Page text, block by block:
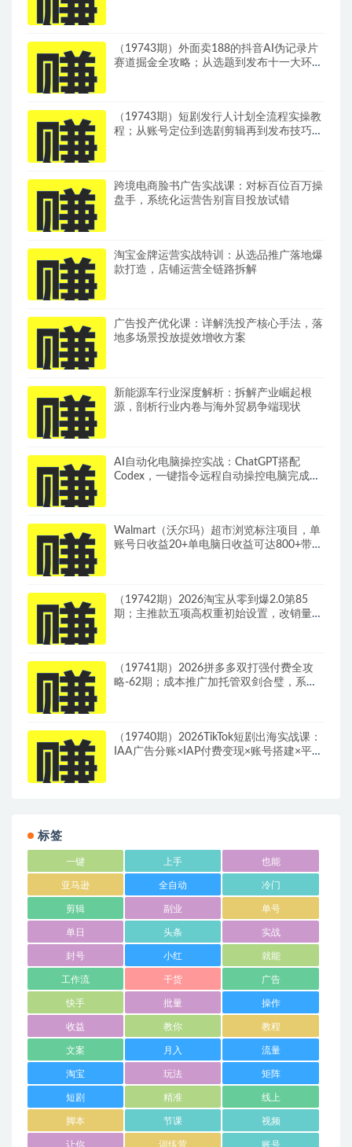
（19743期）外面卖188的抖音AI伪记录片
赛道掘金全攻略；从选题到发布十一大环节
（19743期）短剧发行人计划全流程实操教
程；从账号定位到选剧剪辑再到发布技巧，
跨境电商脸书广告实战课：对标百位百万操
盘手，系统化运营告别盲目投放试错
淘宝金牌运营实战特训：从选品推广落地爆
款打造，店铺运营全链路拆解
广告投产优化课：详解洗投产核心手法，落
地多场景投放提效增收方案
新能源车行业深度解析：拆解产业崛起根
源，剖析行业内卷与海外贸易争端现状
AI自动化电脑操控实战：ChatGPT搭配
Codex，一键指令远程自动操控电脑完成工
Walmart（沃尔玛）超市浏览标注项目，单
账号日收益20+单电脑日收益可达800+带分
（19742期）2026淘宝从零到爆2.0第85
期；主推款五项高权重初始设置，改销量评
（19741期）2026拼多多双打强付费全攻
略-62期；成本推广加托管双剑合璧，系统
（19740期）2026TikTok短剧出海实战课：
IAA广告分账×IAP付费变现×账号搭建×平台
标签
一键 上手 也能
亚马逊 全自动 冷门
剪辑 副业 单号
单日 头条 实战
封号 小红 就能
工作流 干货 广告
快手 批量 操作
收益 教你 教程
文案 月入 流量
淘宝 玩法 矩阵
短剧 精准 线上
脚本 节课 视频
让你 训练营 账号